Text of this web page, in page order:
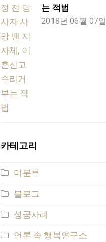
는 적법
2018년 06월 07일
카테고리
미분류
블로그
성공사례
언론 속 행복연구소